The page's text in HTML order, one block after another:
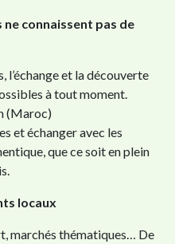
connaissent pas de
l’échange et la découverte
à tout moment.
(Maroc)
et échanger avec les
que ce soit en plein
locaux
marchés thématiques… De